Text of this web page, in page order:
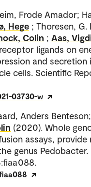
Frode Amador;
Hege ; Thoresen, G.
Colin ; Aas,
ligands on
and secretion
cells. Scientific
03730-w
Anders Benteson;
(2020). Whole
assays, provide
genus Pedobacter.